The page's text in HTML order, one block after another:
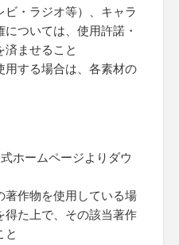
・ラジオ等）、キャラ
ついては、使用許諾・
済ませること
する場合は、各素材の
ホームページよりダウ
作物を使用している場
得た上で、その該当著作
と